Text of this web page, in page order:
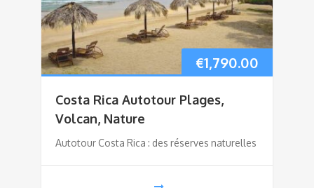
€1,790.00
Costa Rica Autotour Plages,
Volcan, Nature
Autotour Costa Rica : des réserves naturelles